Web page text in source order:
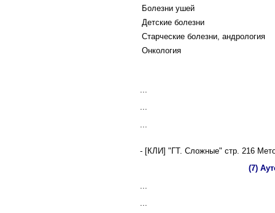
Болезни ушей
Детские болезни
Старческие болезни, андрология
Онкология
...
...
- [КЛИ] "ГТ. Сложные" стр. 216
(7)
...